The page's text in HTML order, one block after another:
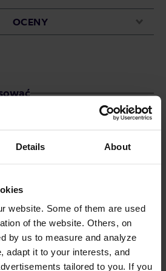
Details About
website. Some of them are used
of the website. Others, on
by us to measure and analyze
adapt it to your interests, and
tailored to you. If you
OCENY
do
Zestaw